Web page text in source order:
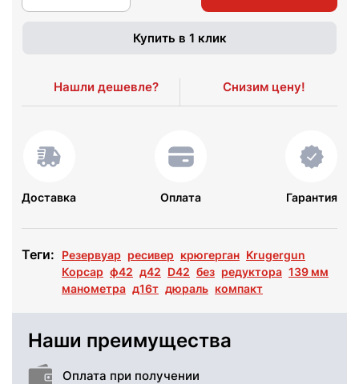
Купить в 1 клик
Нашли дешевле? Снизим цену!
Доставка Оплата Гарантия
Теги: Резервуар ресивер крюгерган Krugergun
Корсар ф42 д42 D42 без редуктора 139 мм
манометра д16т дюраль компакт
Наши преимущества
Оплата при получении